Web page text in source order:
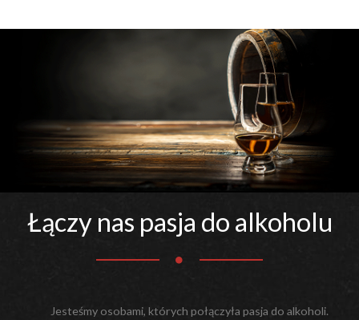
Łączy nas pasja do alkoholu
Jesteśmy osobami, których połączyła pasja do alkoholi.